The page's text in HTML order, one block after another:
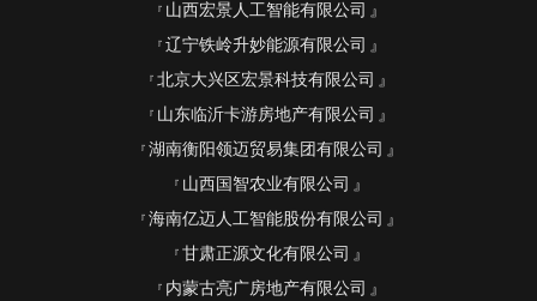
山西宏景人工智能有限公司
辽宁铁岭升妙能源有限公司
北京大兴区宏景科技有限公司
山东临沂卡游房地产有限公司
湖南衡阳领迈贸易集团有限公司
山西国智农业有限公司
海南亿迈人工智能股份有限公司
甘肃正源文化有限公司
内蒙古亮广房地产有限公司